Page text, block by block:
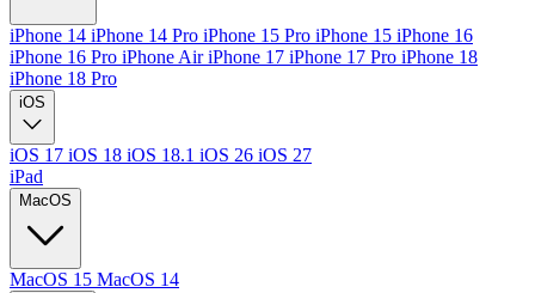
iPhone 14 iPhone 14 Pro iPhone 15 Pro iPhone 15 iPhone 16
iPhone 16 Pro iPhone AiriPhone 17 iPhone 17 Pro iPhone 18
iPhone 18 Pro
iOS
iOS 17 iOS 18 iOS 18.1 iOS 26 iOS 27
iPad
MacOS
MacOS 15 MacOS 14